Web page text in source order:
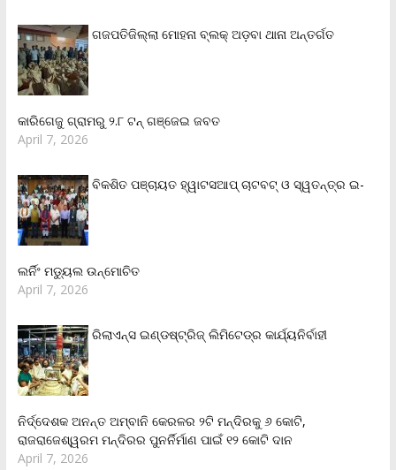
ଗଜପତିଜିଲ୍ଲା ମୋହନା ବ୍ଲକ୍‌ ଅଡ଼ବା ଥାନା ଅନ୍ତର୍ଗତ
କାରିଗେଜୁ ଗ୍ରାମରୁ ୨.୮ ଟନ୍ ଗଞ୍ଜେଇ ଜବତ
April 7, 2026
ବିକଶିତ ପଞ୍ଚାୟତ ହ୍ୱାଟସଆପ୍ ଚାଟବଟ୍ ଓ ସ୍ୱତନ୍ତ୍ର ଇ-
ଲର୍ନିଂ ମଡ୍ୟୁଲ ଉନ୍ମୋଚିତ
April 7, 2026
ରିଲାଏନ୍‌ସ ଇଣ୍ଡଷ୍ଟ୍ରିଜ୍ ଲିମିଟେଡ୍‌ର କାର୍ଯ୍ୟନିର୍ବାହୀ
ନିର୍ଦ୍ଦେଶକ ଅନନ୍ତ ଅମ୍ବାନି କେରଳର ୨ଟି ମନ୍ଦିରକୁ ୬ କୋଟି,
ରାଜରାଜେଶ୍ୱରମ ମନ୍ଦିରର ପୁନର୍ନିର୍ମାଣ ପାଇଁ ୧୨ କୋଟି ଦାନ
April 7, 2026